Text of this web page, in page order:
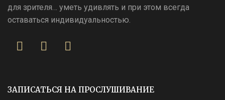
для зрителя… уметь удивлять и при этом всегда
оставаться индивидуальностью.
ЗАПИСАТЬСЯ НА ПРОСЛУШИВАНИЕ